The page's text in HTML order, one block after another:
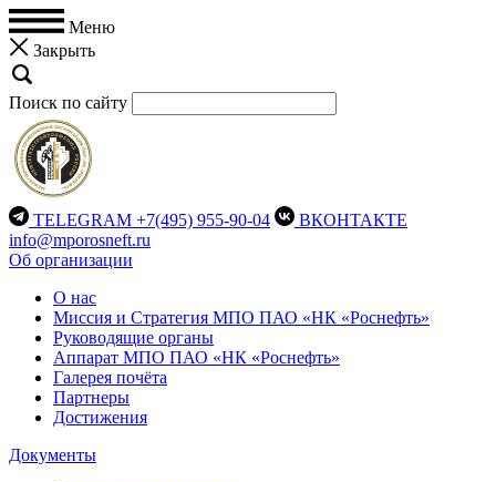
Меню
Закрыть
Поиск по сайту
TELEGRAM +7(495) 955-90-04
ВКОНТАКТЕ
info@mporosneft.ru
Об организации
О нас
Миссия и Стратегия МПО ПАО «НК «Роснефть»
Руководящие органы
Аппарат МПО ПАО «НК «Роснефть»
Галерея почёта
Партнеры
Достижения
Документы